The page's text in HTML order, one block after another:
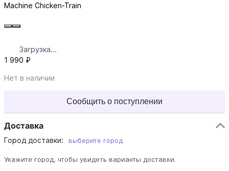
Machine Chicken-Train
Загрузка...
1 990 ₽
Нет в наличии
Сообщить о поступлении
Доставка
Город доставки: выберите город
Укажите город, чтобы увидеть варианты доставки.